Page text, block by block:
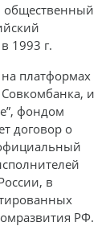
общественный
1993 г.
платформах
Совкомбанка, и
фондом
договор о
в
РФ.